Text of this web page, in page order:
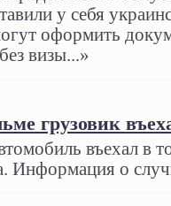
у себя
оформить
визы...»
грузовик
въехал в
Информация о